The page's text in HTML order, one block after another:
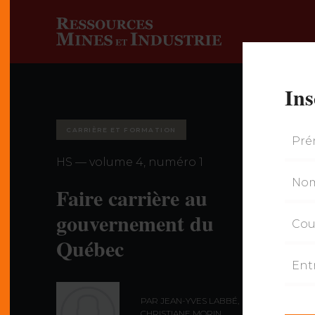
CARRIÈRE ET FORMATION
HS — volume 4, numéro 1
Faire carrière au
gouvernement du
Québec
PAR JEAN-YVES LABBÉ,